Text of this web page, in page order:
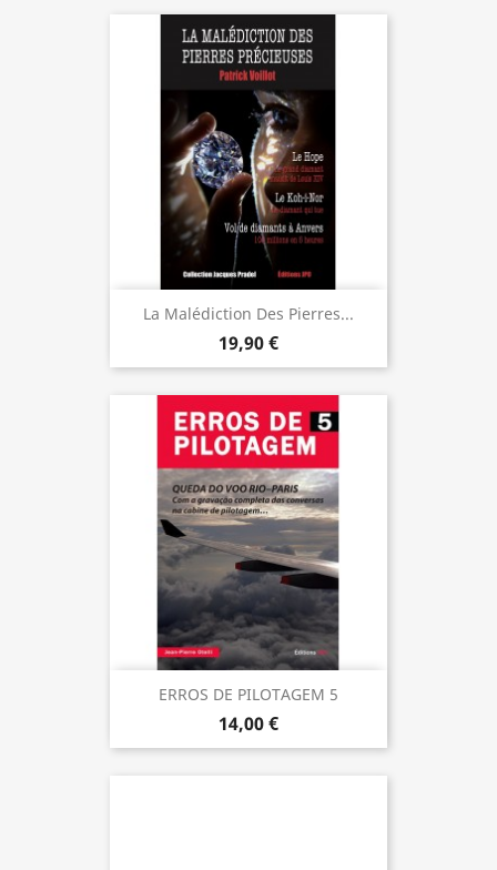
La Malédiction Des Pierres...
19,90 €
ERROS DE PILOTAGEM 5
14,00 €